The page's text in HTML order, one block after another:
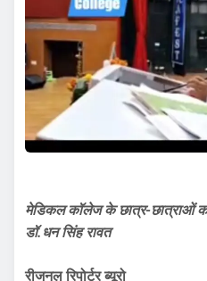
मेडिकल कॉलेज के छात्र-छात्राओं
डॉ.धन सिंह रावत
रीजनल रिपोर्टर ब्यूरो